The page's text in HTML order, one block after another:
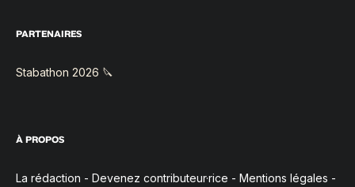
PARTENAIRES
Stabathon 2026 🔪
À PROPOS
La rédaction - Devenez contributeur·rice - Mentions légales -